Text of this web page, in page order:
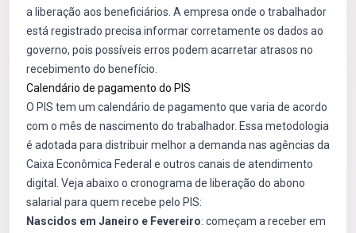
a liberação aos beneficiários. A empresa onde o trabalhador
está registrado precisa informar corretamente os dados ao
governo, pois possíveis erros podem acarretar atrasos no
recebimento do benefício.
Calendário de pagamento do PIS
O PIS tem um calendário de pagamento que varia de acordo
com o mês de nascimento do trabalhador. Essa metodologia
é adotada para distribuir melhor a demanda nas agências da
Caixa Econômica Federal e outros canais de atendimento
digital. Veja abaixo o cronograma de liberação do abono
salarial para quem recebe pelo PIS:
Nascidos em Janeiro e Fevereiro: começam a receber em